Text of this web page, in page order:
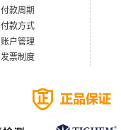
付款周期
付款方式
账户管理
发票制度